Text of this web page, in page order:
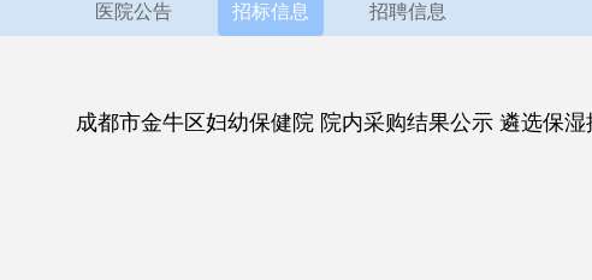
医院公告 招标信息 招聘信息
成都市金牛区妇幼保健院 院内采购结果公示 遴选保湿